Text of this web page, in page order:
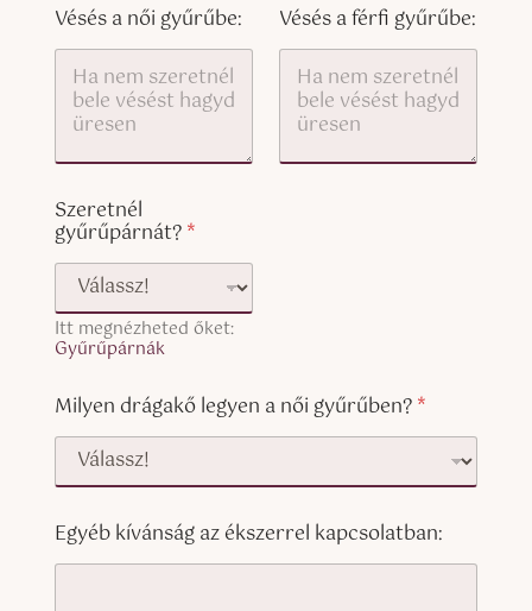
c
o
Vésés a női gyűrűbe: Vésés a férfi gyűrűbe:
Szeretnél
gyűrűpárnát?*
Itt megnézheted őket:
Gyűrűpárnák
Milyen drágakő legyen a női gyűrűben?*
Egyéb kívánság az ékszerrel kapcsolatban: